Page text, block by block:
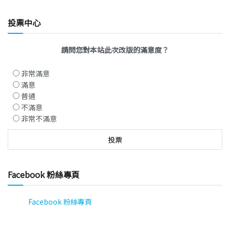
投票中心
請問您對本站此次改版的滿意度？
非常滿意
滿意
普通
不滿意
非常不滿意
Facebook 粉絲專頁
Facebook 粉絲專頁